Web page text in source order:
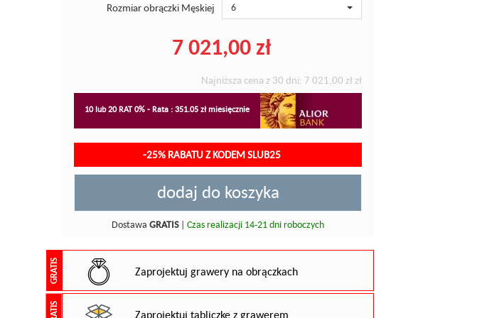
Rozmiar obrączki Męskiej 6
7 021,00 zł
Najniższa cena z 30 dni: 7 021,00 zł zł
10 lub 20 RAT 0% - Rata : 351.05 zł miesięcznie
-25% RABATU Z KODEM SLUB25
dodaj do koszyka
DostawaGRATIS|Czas realizacji 14-21 dni roboczych
GRATIS Zaprojektuj grawery na obrączkach
Zaprojektuj tabliczkę z grawerem